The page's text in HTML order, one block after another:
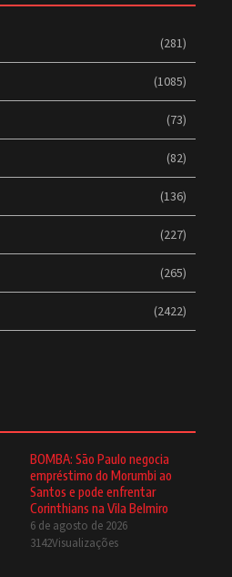
(281)
(1085)
(73)
(82)
(136)
(227)
(265)
(2422)
BOMBA: São Paulo negocia
empréstimo do Morumbi ao
Santos e pode enfrentar
Corinthians na Vila Belmiro
6 de agosto de 2026
3142Visualizações